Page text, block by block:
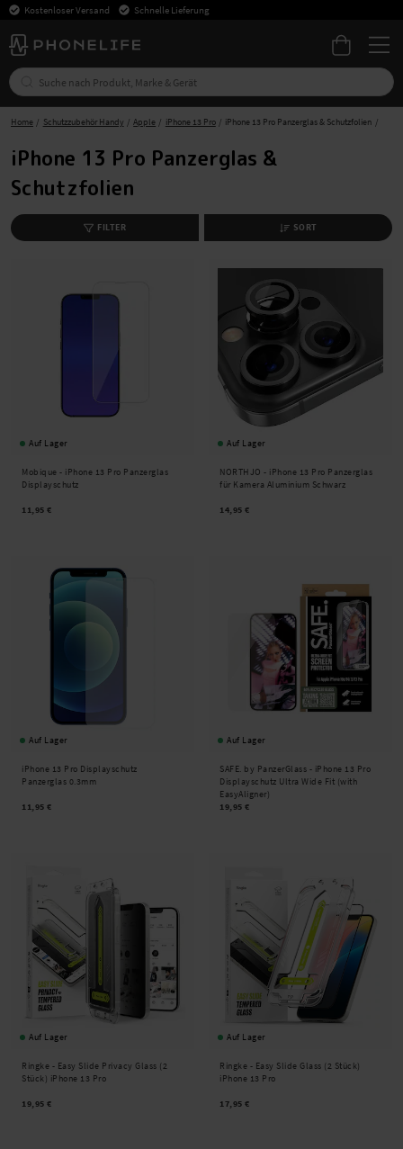
Kostenloser Versand Schnelle Lieferung
Home Schutzzubehör Handy Apple iPhone 13 Pro iPhone 13 Pro Panzerglas & Schutzfolien
iPhone 13 Pro Panzerglas &
Schutzfolien
FILTER SORT
Auf Lager
Mobique - iPhone 13 Pro Panzerglas
Displayschutz
11,95 €
Auf Lager
NORTHJO - iPhone 13 Pro Panzerglas
für Kamera Aluminium Schwarz
14,95 €
Auf Lager
iPhone 13 Pro Displayschutz
Panzerglas 0.3mm
11,95 €
Auf Lager
SAFE. by PanzerGlass - iPhone 13 Pro
Displayschutz Ultra Wide Fit (with
EasyAligner)
19,95 €
Auf Lager
Ringke - Easy Slide Privacy Glass (2
Stück) iPhone 13 Pro
19,95 €
Auf Lager
Ringke - Easy Slide Glass (2 Stück)
iPhone 13 Pro
17,95 €